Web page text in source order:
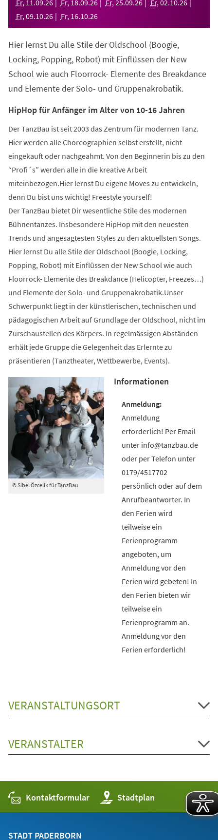
Fr, 11 .09.26 Fr, 18.09.26 Fr, 25.09.26 Fr, 02.10.26
Fr, 09.10.26 Fr, 16.10.26
Hier lernst Du alle Stile der Oldschool (Boogie,
Locking, Popping, Robot) mit Einflüssen der New
School wie auch Floorrock- Elemente des Breakdance
und Elemente der Solo- und Gruppenakrobatik.
HipHop für Anfänger im Alter von 10-16 Jahren
Der TanzBau ist seit 2003 das Zentrum für modernen Tanz.
Hier werden alle Choreographien selbst erstellt, nicht
eingekauft oder nachgeahmt. Von den Beginnerin bis zu den
“Profi´s” werden alle in die kreative Arbeit
miteinbezogen.Hier lernst Du eigene Moves zu entwickeln,
denn Du bist uns wichtig! Freestyle yourself!
Der TanzBau bietet Dir wesentliche Stile des modernen
Bühnentanzes. Insbesondere HipHop mit den neuesten
Trends und angesagtesten Styles zu den aktuellsten Songs.
Hier lernst Du alle Stile der Oldschool (Boogie, Locking,
Popping, Robot) mit Einflüssen der New School wie auch
Floorrock- Elemente des Breakdance (Helicopter, Freezes…)
und Elemente der Solo- und Gruppenakrobatik.Unser
Schwerpunkt liegt in der künstlerischen, technischen und
pädagogischen Arbeit auf Grundlage der Oldschool, nicht im
Zurschaustellen des Körpers. In regelmässigen Abständen
erhält jede Gruppe die Gelegenheit das Erlernte zu
präsentieren (Tanztheater, Wettbewerbe, Events).
© Sibel Özcelik für TanzBau
Informationen
Anmeldung
erforderlich! Per Email
unter info@tanzbau.de
oder per Telefon unter
0179/4517702
persönlich oder auf dem
Anrufbeantworter. In
den Ferien wird
teilweise ein
Ferienprogramm
angeboten, um
Anmeldung vor den
Ferien wird gebeten! In
den Ferien bieten wir
teilweise ein
Ferienprogramm an.
Anmeldung vor den
Ferien erforderlich!
VERANSTALTUNGSORT
VERANSTALTER
Kontaktformular Stadtplan
(Öffnet
in
einem
STADT PADERBORN